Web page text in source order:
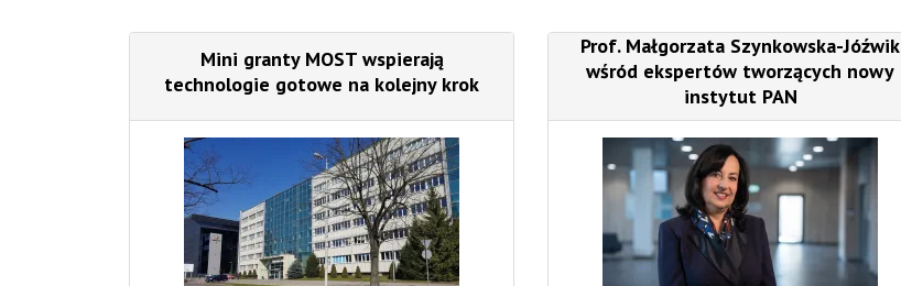
Mini granty MOST wspierają
technologie gotowe na kolejny krok
Prof. Małgorzata Szynkowska-Jóźwik
wśród ekspertów tworzących nowy
instytut PAN